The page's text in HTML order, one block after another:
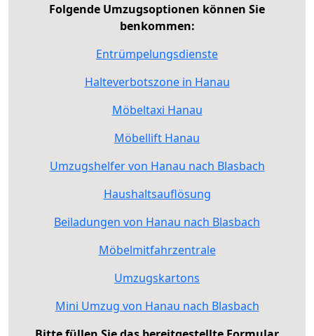
Folgende Umzugsoptionen können Sie
benkommen:
Entrümpelungsdienste
Halteverbotszone in Hanau
Möbeltaxi Hanau
Möbellift Hanau
Umzugshelfer von Hanau nach Blasbach
Haushaltsauflösung
Beiladungen von Hanau nach Blasbach
Möbelmitfahrzentrale
Umzugskartons
Mini Umzug von Hanau nach Blasbach